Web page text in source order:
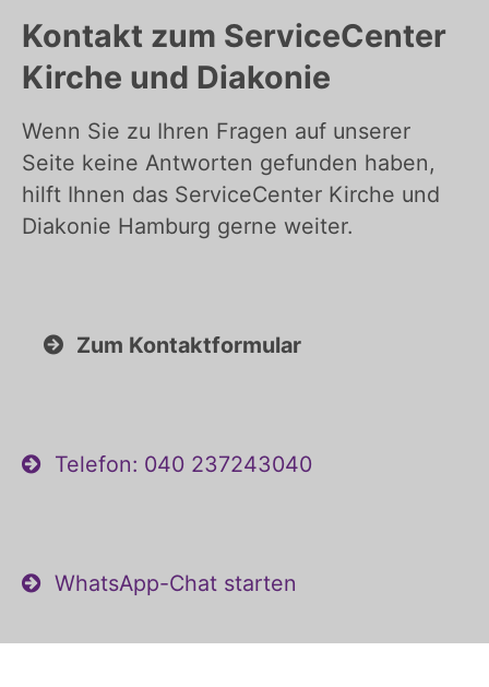
Kontakt zum ServiceCenter
Kirche und Diakonie
Wenn Sie zu Ihren Fragen auf unserer
Seite keine Antworten gefunden haben,
hilft Ihnen das ServiceCenter Kirche und
Diakonie Hamburg gerne weiter.
Zum Kontaktformular
Telefon: 040 237243040
WhatsApp-Chat starten